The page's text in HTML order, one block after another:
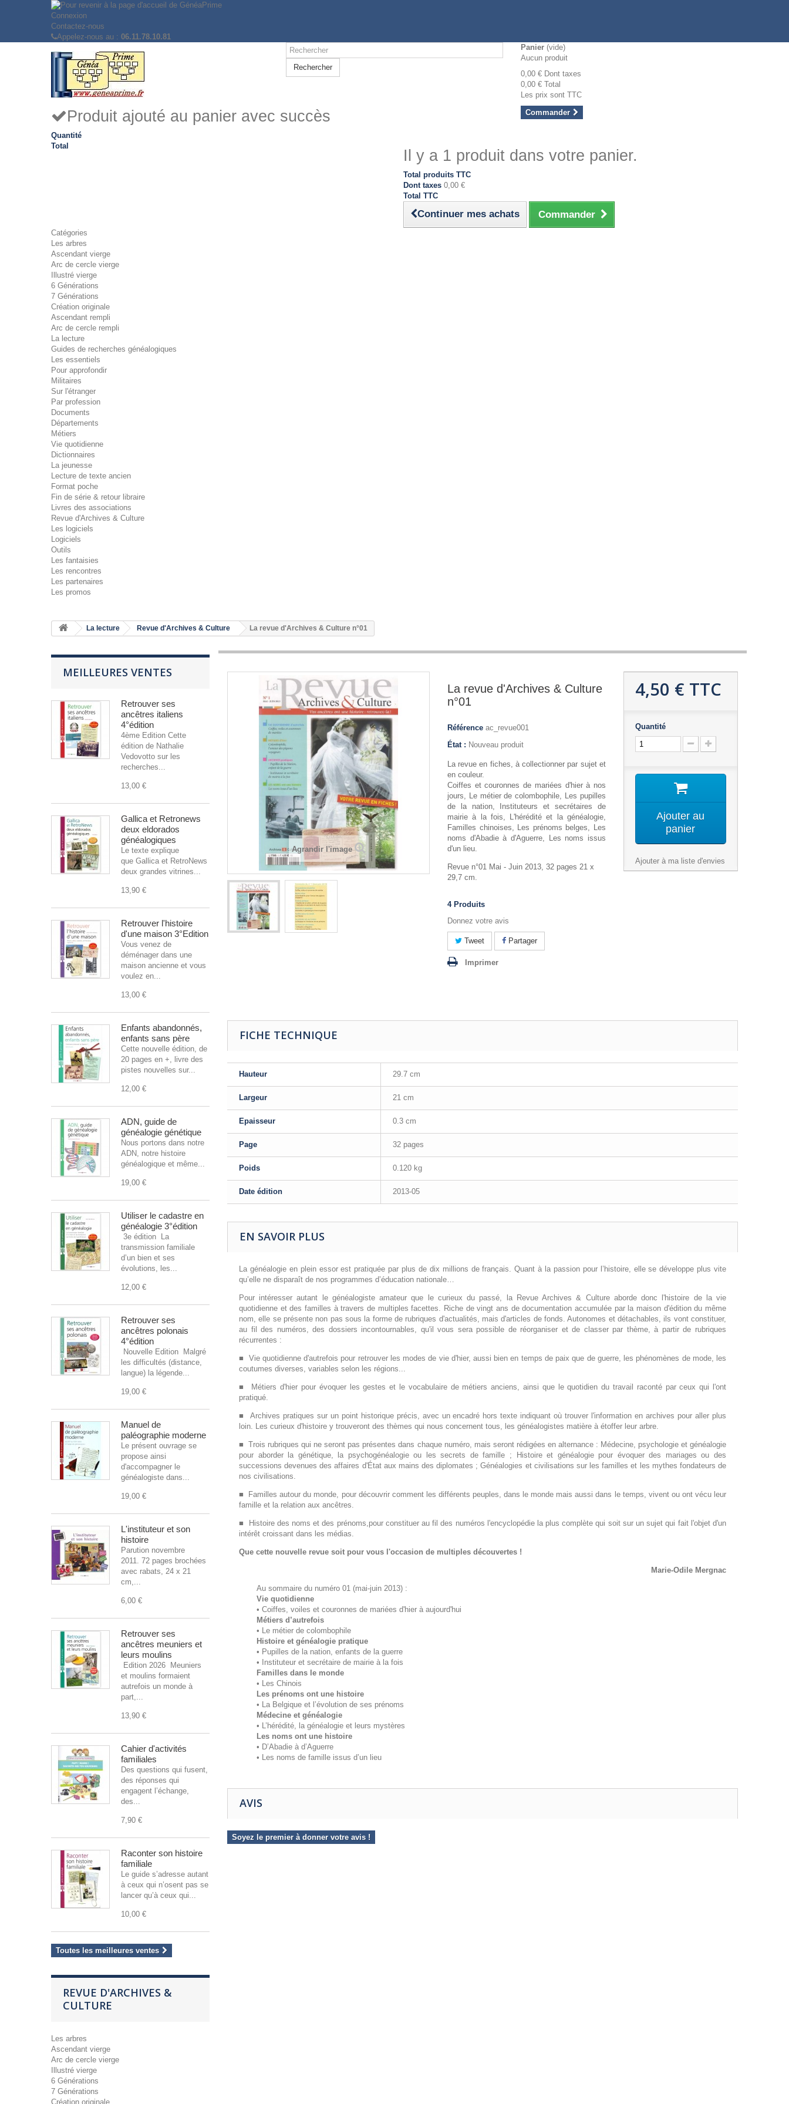
Connexion
Contactez-nous
Appelez-nous au : 06.11.78.10.81
Rechercher
Panier (vide)
Aucun produit
0,00 € Dont taxes
0,00 € Total
Les prix sont TTC
Commander
Produit ajouté au panier avec succès
Quantité
Total
Il y a 1 produit dans votre panier.
Total produits TTC
Dont taxes 0,00 €
Total TTC
Continuer mes achats Commander
Catégories
Les arbres
Ascendant vierge
Arc de cercle vierge
Illustré vierge
6 Générations
7 Générations
Création originale
Ascendant rempli
Arc de cercle rempli
La lecture
Guides de recherches généalogiques
Les essentiels
Pour approfondir
Militaires
Sur l'étranger
Par profession
Documents
Départements
Métiers
Vie quotidienne
Dictionnaires
La jeunesse
Lecture de texte ancien
Format poche
Fin de série & retour libraire
Livres des associations
Revue d'Archives & Culture
Les logiciels
Logiciels
Outils
Les fantaisies
Les rencontres
Les partenaires
Les promos
La lecture Revue d'Archives & Culture La revue d'Archives & Culture n°01
MEILLEURES VENTES
Retrouver ses
ancêtres italiens
4°édition
4ème Edition Cette
édition de Nathalie
Vedovotto sur les
recherches...
13,00 €
Gallica et Retronews
deux eldorados
généalogiques
Le texte explique
que Gallica et RetroNews sont
deux grandes vitrines...
13,90 €
Retrouver l'histoire
d'une maison 3°Edition
Vous venez de
déménager dans une
maison ancienne et vous
voulez en...
13,00 €
Enfants abandonnés,
enfants sans père
Cette nouvelle édition, de
20 pages en +, livre des
pistes nouvelles sur...
12,00 €
ADN, guide de
généalogie génétique
Nous portons dans notre
ADN, notre histoire
généalogique et même...
19,00 €
Utiliser le cadastre en
généalogie 3°édition
3e édition La
transmission familiale
d’un bien et ses
évolutions, les...
12,00 €
Retrouver ses
ancêtres polonais
4°édition
Nouvelle Edition Malgré
les difficultés (distance,
langue) la légende...
19,00 €
Manuel de
paléographie moderne
Le présent ouvrage se
propose ainsi
d'accompagner le
généalogiste dans...
19,00 €
L'instituteur et son
histoire
Parution novembre
2011. 72 pages brochées
avec rabats, 24 x 21
cm,...
6,00 €
Retrouver ses
ancêtres meuniers et
leurs moulins
Edition 2026 Meuniers
et moulins formaient
autrefois un monde à
part,...
13,90 €
Cahier d'activités
familiales
Des questions qui fusent,
des réponses qui
engagent l’échange,
des...
7,90 €
Raconter son histoire
familiale
Le guide s’adresse autant
à ceux qui n’osent pas se
lancer qu’à ceux qui...
10,00 €
Toutes les meilleures ventes
REVUE D'ARCHIVES &
CULTURE
Les arbres
Ascendant vierge
Arc de cercle vierge
Illustré vierge
6 Générations
7 Générations
Création originale
Agrandir l'image
La revue d'Archives & Culture
n°01
Référence ac_revue001
État : Nouveau produit
La revue en fiches, à collectionner par sujet et
en couleur.
Coiffes et couronnes de mariées d'hier à nos
jours, Le métier de colombophile, Les pupilles
de la nation, Instituteurs et secrétaires de
mairie à la fois, L'hérédité et la généalogie,
Familles chinoises, Les prénoms belges, Les
noms d'Abadie à d'Aguerre, Les noms issus
d'un lieu.
Revue n°01 Mai - Juin 2013, 32 pages 21 x
29,7 cm.
4 Produits
Donnez votre avis
Tweet Partager
Imprimer
4,50 € TTC
Quantité
Ajouter au
panier
Ajouter à ma liste d'envies
FICHE TECHNIQUE
Hauteur 29.7 cm
Largeur 21 cm
Epaisseur 0.3 cm
Page 32 pages
Poids 0.120 kg
Date édition 2013-05
EN SAVOIR PLUS
La généalogie en plein essor est pratiquée par plus de dix millions de français. Quant à la passion pour l’histoire, elle se développe plus vite
qu’elle ne disparaît de nos programmes d’éducation nationale…
Pour intéresser autant le généalogiste amateur que le curieux du passé, la Revue Archives & Culture aborde donc l'histoire de la vie
quotidienne et des familles à travers de multiples facettes. Riche de vingt ans de docu­mentation accumulée par la maison d'édition du même
nom, elle se présente non pas sous la forme de rubriques d'actualités, mais d'articles de fonds. Autonomes et détachables, ils vont constituer,
au fil des numéros, des dossiers incontournables, qu'il vous sera possible de réorganiser et de classer par thème, à partir de rubriques
récurrentes :
■ Vie quotidienne d'autrefois pour retrouver les modes de vie d'hier, aussi bien en temps de paix que de guerre, les phénomènes de mode, les
coutumes diverses, variables selon les régions...
■ Métiers d'hier pour évoquer les gestes et le vocabulaire de métiers anciens, ainsi que le quotidien du travail raconté par ceux qui l'ont
pratiqué.
■ Archives pratiques sur un point historique précis, avec un encadré hors texte indiquant où trouver l'information en archives pour aller plus
loin. Les curieux d'histoire y trouveront des thèmes qui nous concernent tous, les généalogistes matière à étoffer leur arbre.
■ Trois rubriques qui ne seront pas présentes dans chaque numéro, mais seront rédigées en alternance : Médecine, psychologie et généalogie
pour aborder la génétique, la psychogénéalogie ou les secrets de famille ; Histoire et généalogie pour évoquer des mariages ou des
successions devenues des affaires d'État aux mains des diplomates ; Généalogies et civilisations sur les familles et les mythes fondateurs de
nos civilisations.
■ Familles autour du monde, pour découvrir comment les différents peuples, dans le monde mais aussi dans le temps, vivent ou ont vécu leur
famille et la relation aux ancêtres.
■ Histoire des noms et des prénoms,pour constituer au fil des numéros l'encyclopédie la plus complète qui soit sur un sujet qui fait l'objet d'un
intérêt croissant dans les médias.
Que cette nouvelle revue soit pour vous l'occasion de multiples découvertes !
Marie-Odile Mergnac
Au sommaire du numéro 01 (mai-juin 2013) :
Vie quotidienne
• Coiffes, voiles et couronnes de mariées d'hier à aujourd'hui
Métiers d’autrefois
• Le métier de colombophile
Histoire et généalogie pratique
• Pupilles de la nation, enfants de la guerre
• Instituteur et secrétaire de mairie à la fois
Familles dans le monde
• Les Chinois
Les prénoms ont une histoire
• La Belgique et l’évolution de ses prénoms
Médecine et généalogie
• L’hérédité, la généalogie et leurs mystères
Les noms ont une histoire
• D’Abadie à d’Aguerre
• Les noms de famille issus d’un lieu
AVIS
Soyez le premier à donner votre avis !